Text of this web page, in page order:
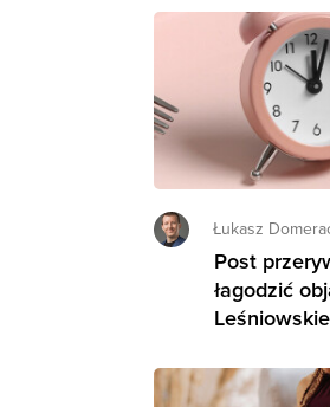
Łukasz
Post
łagodzić